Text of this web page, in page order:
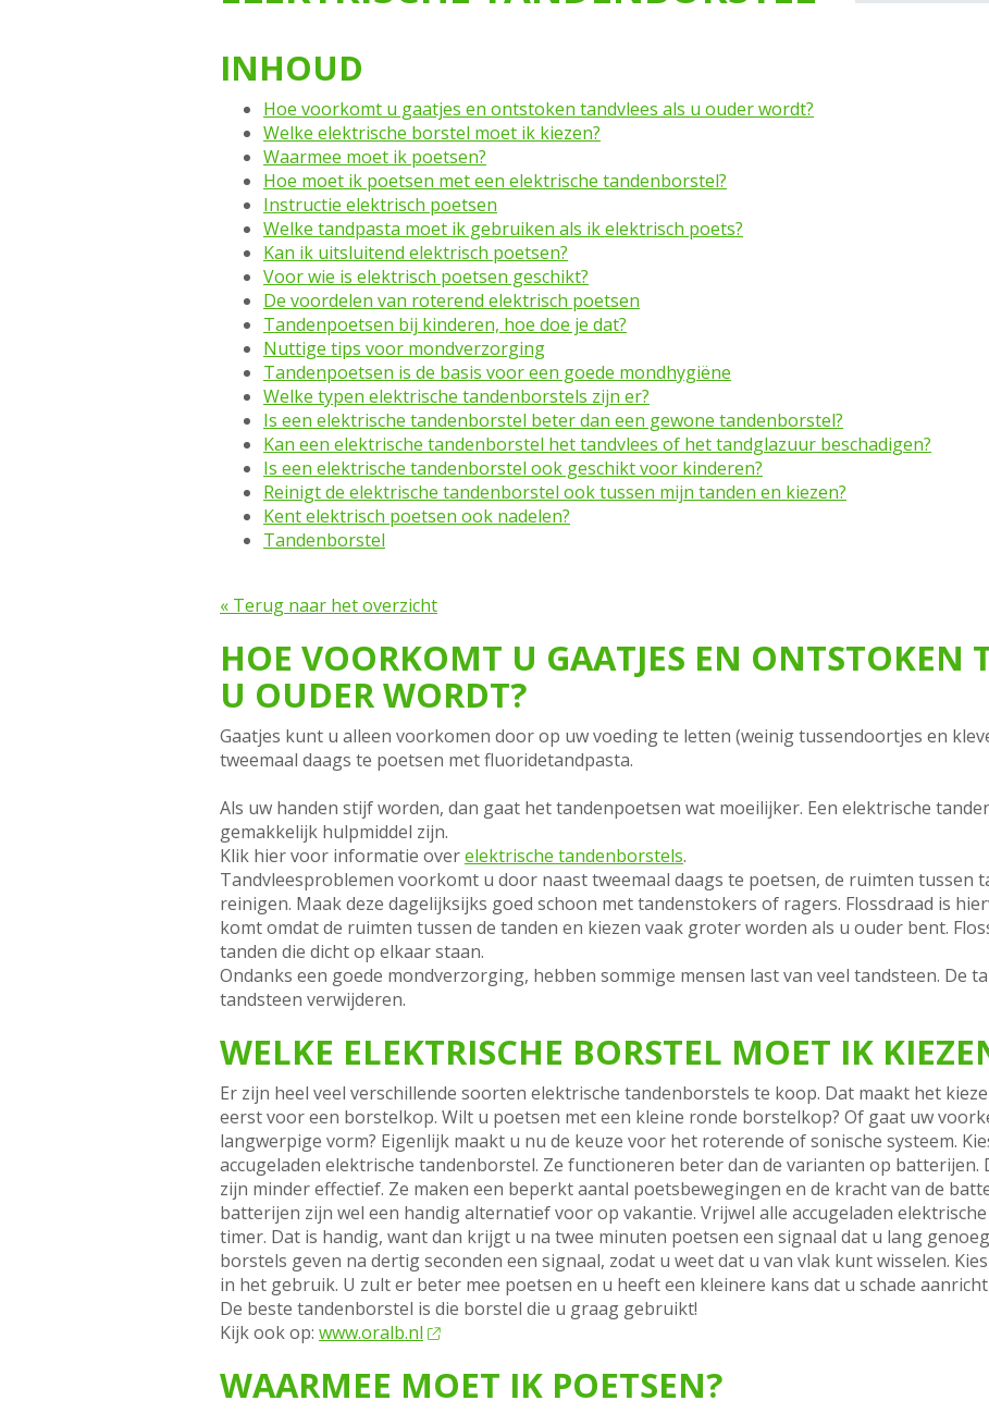
INHOUD
Hoe voorkomt u gaatjes en ontstoken tandvlees als u ouder wordt?
Welke elektrische borstel moet ik kiezen?
Waarmee moet ik poetsen?
Hoe moet ik poetsen met een elektrische tandenborstel?
Instructie elektrisch poetsen
Welke tandpasta moet ik gebruiken als ik elektrisch poets?
Kan ik uitsluitend elektrisch poetsen?
Voor wie is elektrisch poetsen geschikt?
De voordelen van roterend elektrisch poetsen
Tandenpoetsen bij kinderen, hoe doe je dat?
Nuttige tips voor mondverzorging
Tandenpoetsen is de basis voor een goede mondhygiëne
Welke typen elektrische tandenborstels zijn er?
Is een elektrische tandenborstel beter dan een gewone tandenborstel?
Kan een elektrische tandenborstel het tandvlees of het tandglazuur beschadigen?
Is een elektrische tandenborstel ook geschikt voor kinderen?
Reinigt de elektrische tandenborstel ook tussen mijn tanden en kiezen?
Kent elektrisch poetsen ook nadelen?
Tandenborstel
« Terug naar het overzicht
HOE VOORKOMT U GAATJES EN ONTSTOKEN
U OUDER WORDT?
Gaatjes kunt u alleen voorkomen door op uw voeding te letten (weinig tussendoortjes en
tweemaal daags te poetsen met fluoridetandpasta.
Als uw handen stijf worden, dan gaat het tandenpoetsen wat moeilijker. Een elektrische
gemakkelijk hulpmiddel zijn.
Klik hier voor informatie overelektrische tandenborstels.
Tandvleesproblemen voorkomt u door naast tweemaal daags te poetsen, de ruimten tussen
reinigen. Maak deze dagelijksijks goed schoon met tandenstokers of ragers. Flossdraad is
komt omdat de ruimten tussen de tanden en kiezen vaak groter worden als u ouder bent.
tanden die dicht op elkaar staan.
Ondanks een goede mondverzorging, hebben sommige mensen last van veel tandsteen. De
tandsteen verwijderen.
WELKE ELEKTRISCHE BORSTEL MOET IK
Er zijn heel veel verschillende soorten elektrische tandenborstels te koop. Dat maakt het
eerst voor een borstelkop. Wilt u poetsen met een kleine ronde borstelkop? Of gaat uw
langwerpige vorm? Eigenlijk maakt u nu de keuze voor het roterende of sonische systeem.
accugeladen elektrische tandenborstel. Ze functioneren beter dan de varianten op batterijen.
zijn minder effectief. Ze maken een beperkt aantal poetsbewegingen en de kracht van de
batterijen zijn wel een handig alternatief voor op vakantie. Vrijwel alle accugeladen
timer. Dat is handig, want dan krijgt u na twee minuten poetsen een signaal dat u lang
borstels geven na dertig seconden een signaal, zodat u weet dat u van vlak kunt wisselen.
in het gebruik. U zult er beter mee poetsen en u heeft een kleinere kans dat u schade
De beste tandenborstel is die borstel die u graag gebruikt!
Kijk ook op: www.oralb.nl
WAARMEE MOET IK POETSEN?